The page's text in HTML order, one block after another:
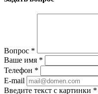
Вопрос *
Ваше имя *
Телефон *
E-mail
Введите текст с картинки *